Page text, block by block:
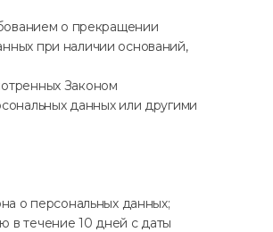
о прекращении
при наличии оснований,
Законом
данных или другими
о персональных данных;
в течение 10 дней с даты